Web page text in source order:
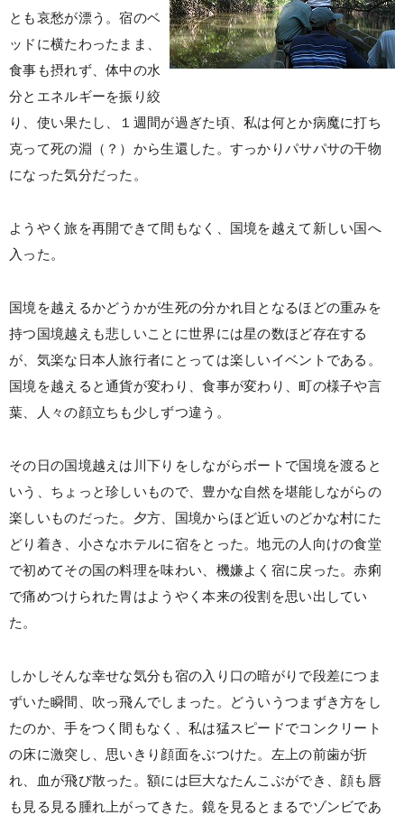
とも哀愁が漂う。宿のベ
ッドに横たわったまま、
食事も摂れず、体中の水
分とエネルギーを振り絞
り、使い果たし、１週間が過ぎた頃、私は何とか病魔に打ち
克って死の淵（？）から生還した。すっかりパサパサの干物
になった気分だった。
ようやく旅を再開できて間もなく、国境を越えて新しい国へ
入った。
国境を越えるかどうかが生死の分かれ目となるほどの重みを
持つ国境越えも悲しいことに世界には星の数ほど存在する
が、気楽な日本人旅行者にとっては楽しいイベントである。
国境を越えると通貨が変わり、食事が変わり、町の様子や言
葉、人々の顔立ちも少しずつ違う。
その日の国境越えは川下りをしながらボートで国境を渡ると
いう、ちょっと珍しいもので、豊かな自然を堪能しながらの
楽しいものだった。夕方、国境からほど近いのどかな村にた
どり着き、小さなホテルに宿をとった。地元の人向けの食堂
で初めてその国の料理を味わい、機嫌よく宿に戻った。赤痢
で痛めつけられた胃はようやく本来の役割を思い出してい
た。
しかしそんな幸せな気分も宿の入り口の暗がりで段差につま
ずいた瞬間、吹っ飛んでしまった。どういうつまずき方をし
たのか、手をつく間もなく、私は猛スピードでコンクリート
の床に激突し、思いきり顔面をぶつけた。左上の前歯が折
れ、血が飛び散った。額には巨大なたんこぶができ、顔も唇
も見る見る腫れ上がってきた。鏡を見るとまるでゾンビであ